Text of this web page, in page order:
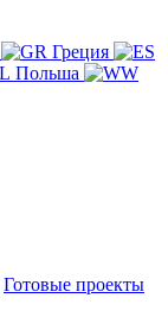
Греция
Польша
Готовые проекты